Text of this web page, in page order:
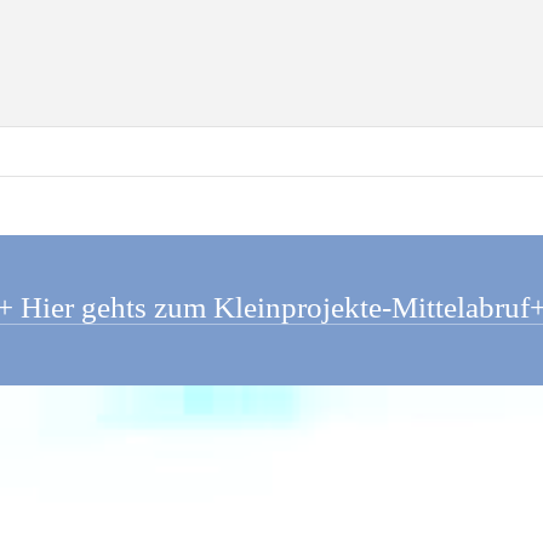
Hier gehts zum Kleinprojekte-